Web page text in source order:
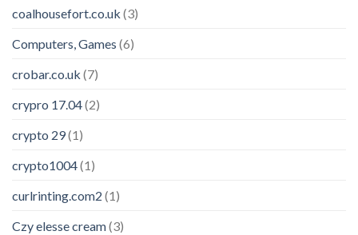
coalhousefort.co.uk (3)
Computers, Games (6)
crobar.co.uk (7)
crypro 17.04(2)
crypto 29(1)
crypto1004(1)
curlrinting.com2 (1)
Czy elesse cream(3)